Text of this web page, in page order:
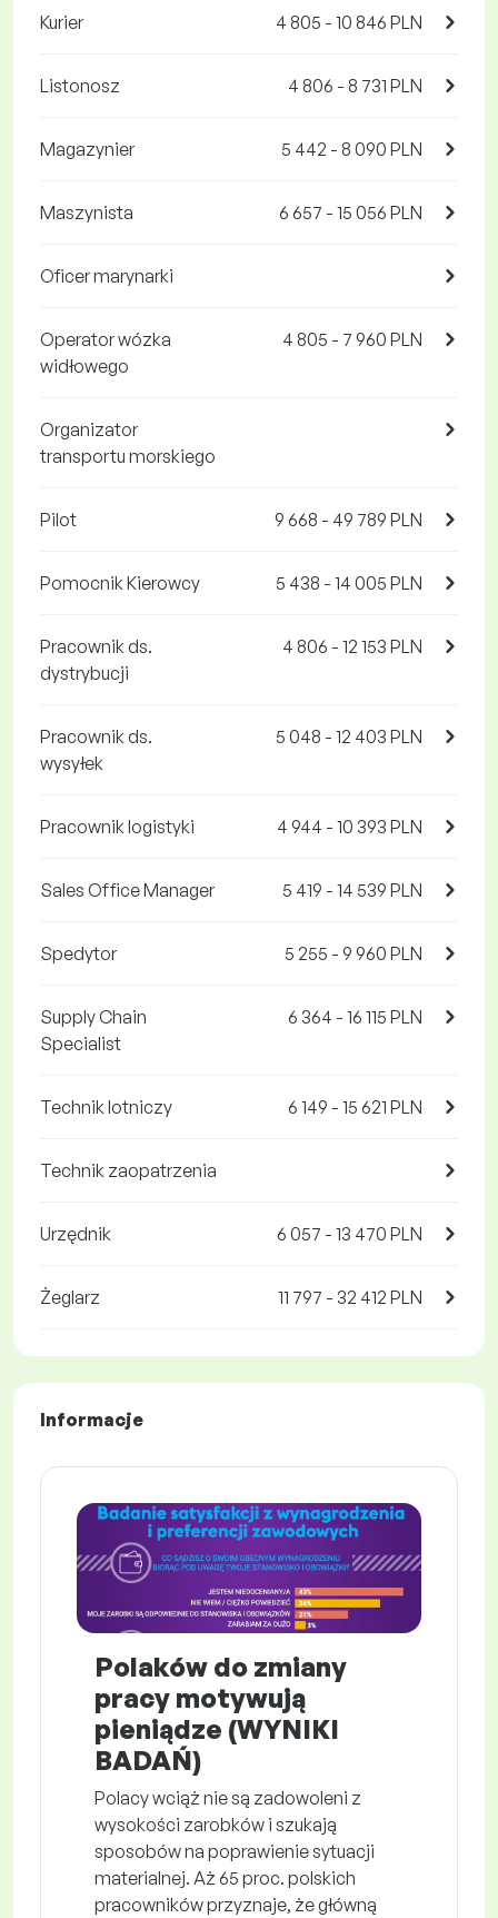
Kurier 4 805 - 10 846 PLN
Listonosz 4 806 - 8 731 PLN
Magazynier 5 442 - 8 090 PLN
Maszynista 6 657 - 15 056 PLN
Oficer marynarki
Operator wózka
widłowego
4 805 - 7 960 PLN
Organizator
transportu morskiego
Pilot 9 668 - 49 789 PLN
Pomocnik Kierowcy 5 438 - 14 005 PLN
Pracownik ds.
dystrybucji
4 806 - 12 153 PLN
Pracownik ds.
wysyłek
5 048 - 12 403 PLN
Pracownik logistyki 4 944 - 10 393 PLN
Sales Office Manager 5 419 - 14 539 PLN
Spedytor 5 255 - 9 960 PLN
Supply Chain
Specialist
6 364 - 16 115 PLN
Technik lotniczy 6 149 - 15 621 PLN
Technik zaopatrzenia
Urzędnik 6 057 - 13 470 PLN
Żeglarz 11 797 - 32 412 PLN
Informacje
Polaków do zmiany
pracy motywują
pieniądze (WYNIKI
BADAŃ)
Polacy wciąż nie są zadowoleni z
wysokości zarobków i szukają
sposobów na poprawienie sytuacji
materialnej. Aż 65 proc. polskich
pracowników przyznaje, że główną